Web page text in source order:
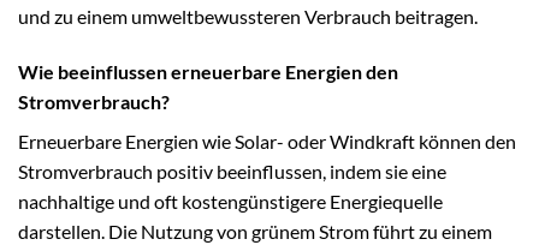
und zu einem umweltbewussteren Verbrauch beitragen.
Wie beeinflussen erneuerbare Energien den
Stromverbrauch?
Erneuerbare Energien wie Solar- oder Windkraft können den
Stromverbrauch positiv beeinflussen, indem sie eine
nachhaltige und oft kostengünstigere Energiequelle
darstellen. Die Nutzung von grünem Strom führt zu einem